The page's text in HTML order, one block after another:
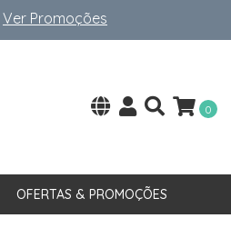
Ver Promoções
0
OFERTAS & PROMOÇÕES